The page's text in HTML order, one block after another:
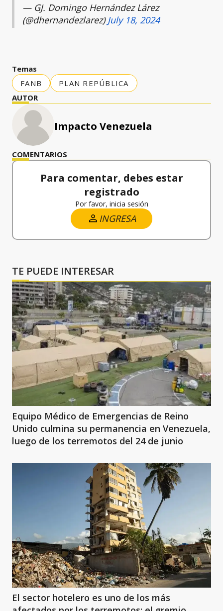
— GJ. Domingo Hernández Lárez
(@dhernandezlarez) July 18, 2024
Temas
FANB
PLAN REPÚBLICA
AUTOR
Impacto Venezuela
COMENTARIOS
Para comentar, debes estar
registrado
Por favor, inicia sesión
INGRESA
TE PUEDE INTERESAR
Equipo Médico de Emergencias de Reino
Unido culmina su permanencia en Venezuela,
luego de los terremotos del 24 de junio
El sector hotelero es uno de los más